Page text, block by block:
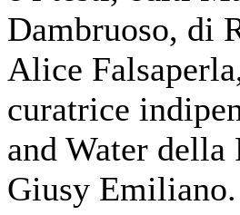
Dambruoso, di
Alice
curatrice
and Water
Giusy